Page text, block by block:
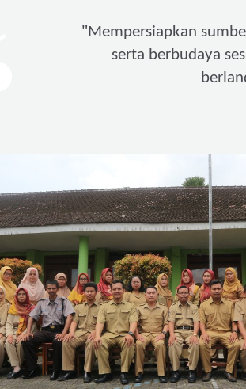
"Mempersiapkan
serta berbudaya